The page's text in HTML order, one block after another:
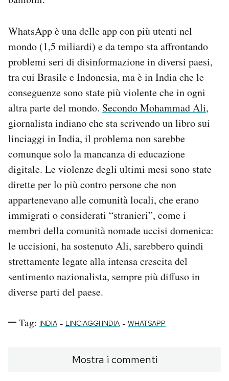
WhatsApp è una delle app con più utenti nel
mondo (1,5 miliardi) e da tempo sta affrontando
problemi seri di disinformazione in diversi paesi,
tra cui Brasile e Indonesia, ma è in India che le
conseguenze sono state più violente che in ogni
altra parte del mondo. Secondo Mohammad Ali,
giornalista indiano che sta scrivendo un libro sui
linciaggi in India, il problema non sarebbe
comunque solo la mancanza di educazione
digitale. Le violenze degli ultimi mesi sono state
dirette per lo più contro persone che non
appartenevano alle comunità locali, che erano
immigrati o considerati “stranieri”, come i
membri della comunità nomade uccisi domenica:
le uccisioni, ha sostenuto Ali, sarebbero quindi
strettamente legate alla intensa crescita del
sentimento nazionalista, sempre più diffuso in
diverse parti del paese.
Tag: INDIA - LINCIAGGI INDIA - WHATSAPP
Mostra i commenti